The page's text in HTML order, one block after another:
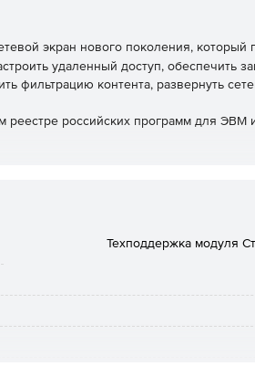
экран нового поколения, который
удаленный доступ, обеспечить
фильтрацию контента, развернуть
реестре российских программ для ЭВМ
Техподдержка модуля